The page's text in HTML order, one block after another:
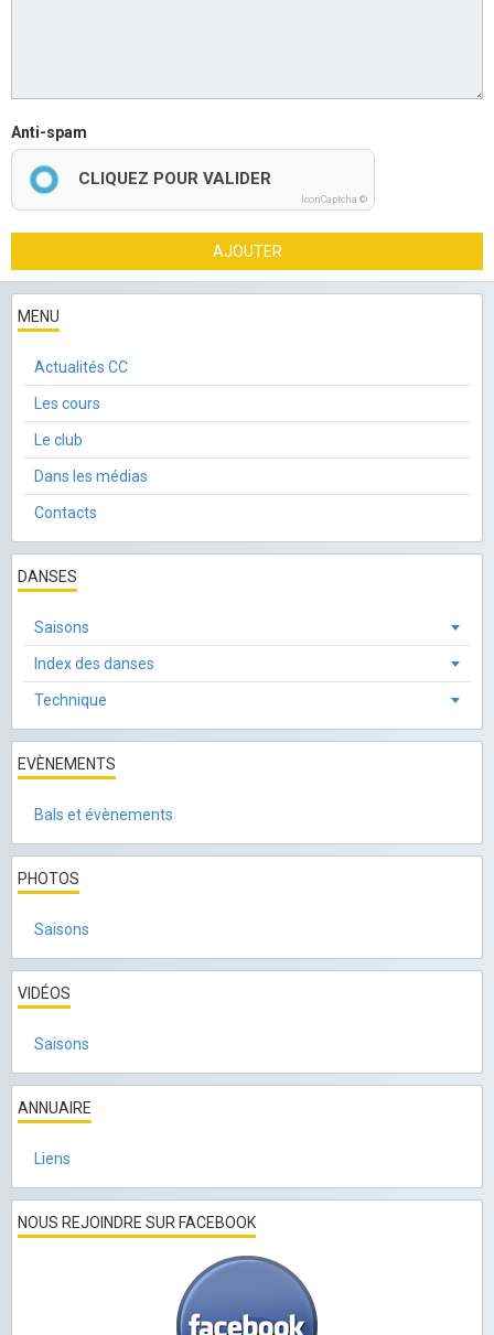
Anti-spam
CLIQUEZ POUR VALIDER
IconCaptcha ©
AJOUTER
MENU
Actualités CC
Les cours
Le club
Dans les médias
Contacts
DANSES
Saisons
Index des danses
Technique
EVÈNEMENTS
Bals et évènements
PHOTOS
Saisons
VIDÉOS
Saisons
ANNUAIRE
Liens
NOUS REJOINDRE SUR FACEBOOK